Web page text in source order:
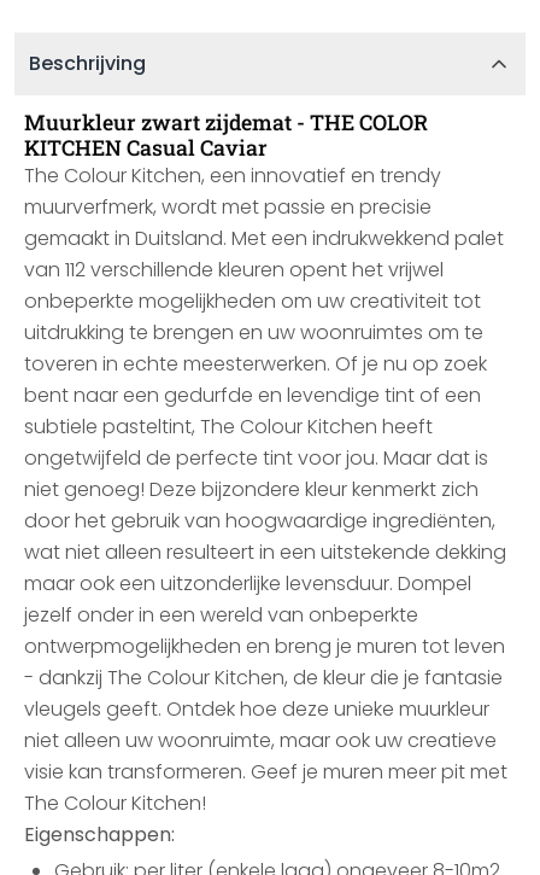
Beschrijving
Muurkleur zwart zijdemat - THE COLOR
KITCHEN Casual Caviar
The Colour Kitchen, een innovatief en trendy
muurverfmerk, wordt met passie en precisie
gemaakt in Duitsland. Met een indrukwekkend palet
van 112 verschillende kleuren opent het vrijwel
onbeperkte mogelijkheden om uw creativiteit tot
uitdrukking te brengen en uw woonruimtes om te
toveren in echte meesterwerken. Of je nu op zoek
bent naar een gedurfde en levendige tint of een
subtiele pasteltint, The Colour Kitchen heeft
ongetwijfeld de perfecte tint voor jou. Maar dat is
niet genoeg! Deze bijzondere kleur kenmerkt zich
door het gebruik van hoogwaardige ingrediënten,
wat niet alleen resulteert in een uitstekende dekking
maar ook een uitzonderlijke levensduur. Dompel
jezelf onder in een wereld van onbeperkte
ontwerpmogelijkheden en breng je muren tot leven
- dankzij The Colour Kitchen, de kleur die je fantasie
vleugels geeft. Ontdek hoe deze unieke muurkleur
niet alleen uw woonruimte, maar ook uw creatieve
visie kan transformeren. Geef je muren meer pit met
The Colour Kitchen!
Eigenschappen: